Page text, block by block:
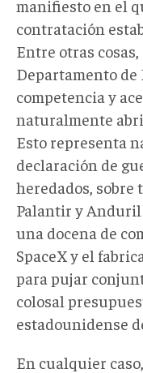
manifiesto en el
contratación
Entre otras
Departamento de
competencia y
naturalmente
Esto representa
declaración de
heredados, sobre
Palantir y Anduril
una docena de
SpaceX y el
para pujar
colosal
estadounidense
En cualquier